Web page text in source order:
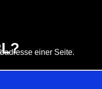
einer Seite.